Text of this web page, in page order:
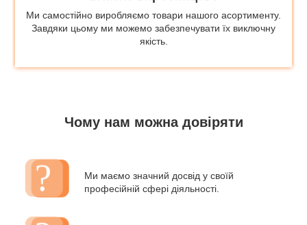
Ми самостійно виробляємо товари нашого асортименту.
Завдяки цьому ми можемо забезпечувати їх виключну
якість.
Чому нам можна довіряти
Ми маємо значний досвід у своїй
професійній сфері діяльності.